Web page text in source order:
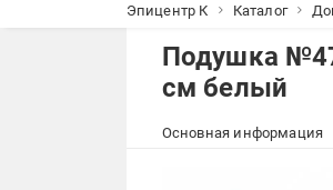
Эпицентр К Каталог
Подушка
см белый
Основная информация